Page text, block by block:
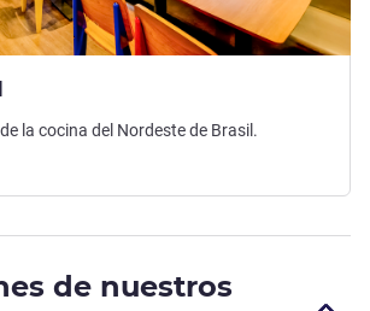
la cocina del Nordeste de Brasil.
de nuestros